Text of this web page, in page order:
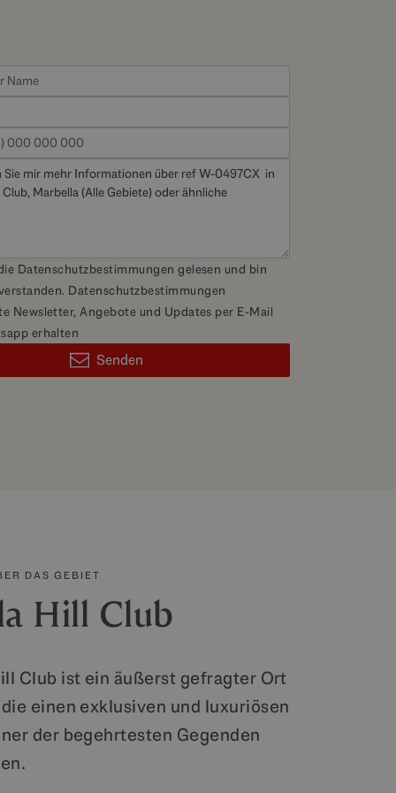
Datenschutzbestimmungen gelesen und bin
Datenschutzbestimmungen
Newsletter, Angebote und Updates per E-Mail
erhalten
Senden
DAS GEBIET
Hill Club
Club ist ein äußerst gefragter Ort
einen exklusiven und luxuriösen
der begehrtesten Gegenden